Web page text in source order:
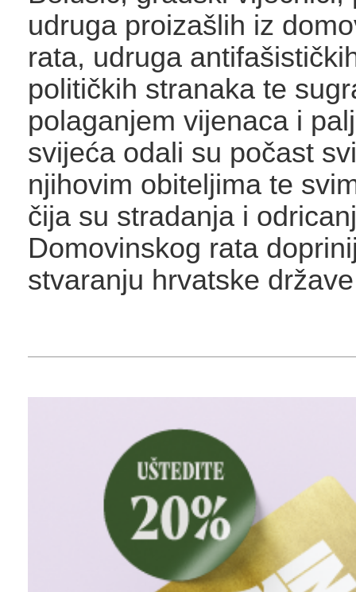
udruga proizašlih iz
rata, udruga
političkih stranaka te
polaganjem vijenaca i
svijeća odali su počast
njihovim obiteljima te
čija su stradanja i
Domovinskog rata
stvaranju hrvatske